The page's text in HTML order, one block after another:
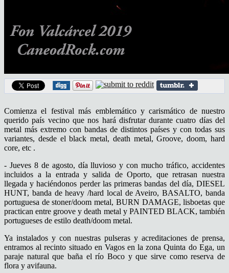
Comienza el festival más emblemático y carismático de nuestro
querido país vecino que nos hará disfrutar durante cuatro días del
metal más extremo con bandas de distintos países y con todas sus
variantes, desde el black metal, death metal, Groove, doom, hard
core, etc .
- Jueves 8 de agosto, día lluvioso y con mucho tráfico, accidentes
incluidos a la entrada y salida de Oporto, que retrasan nuestra
llegada y haciéndonos perder las primeras bandas del día, DIESEL
HUNT, banda de heavy /hard local de Aveiro, BASALTO, banda
portuguesa de stoner/doom metal, BURN DAMAGE, lisboetas que
practican entre groove y death metal y PAINTED BLACK, también
portugueses de estilo death/doom metal.
Ya instalados y con nuestras pulseras y acreditaciones de prensa,
entramos al recinto situado en Vagos en la zona Quinta do Ega, un
paraje natural que baña el río Boco y que sirve como reserva de
flora y avifauna.